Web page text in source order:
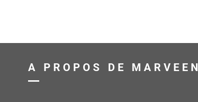
A PROPOS DE MARVEEN